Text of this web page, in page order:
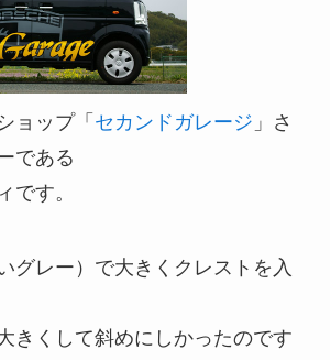
ョップ「 セカンドガレージ 」さ
である
です。
グレー）で大きくクレストを入
きくして斜めにしかったのです